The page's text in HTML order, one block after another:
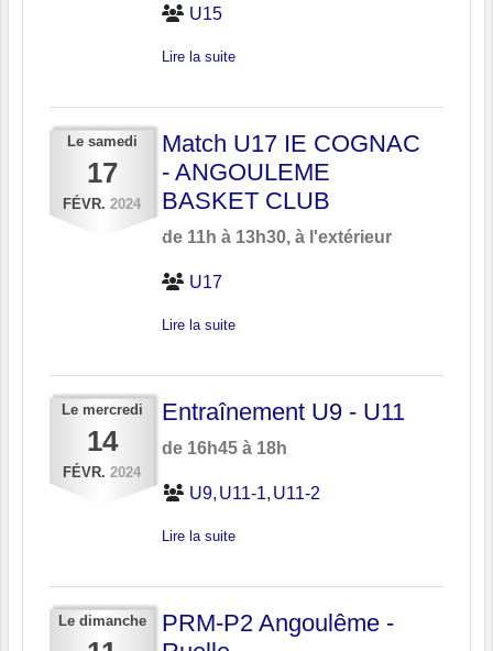
U15
Lire la suite
Le samedi
17
FÉVR. 2024
Match U17 IE COGNAC
- ANGOULEME
BASKET CLUB
de 11h à 13h30, à l'extérieur
U17
Lire la suite
Le mercredi
14
FÉVR. 2024
Entraînement U9 - U11
de 16h45 à 18h
U9 U11-1 U11-2
Lire la suite
Le dimanche
PRM-P2 Angoulême -